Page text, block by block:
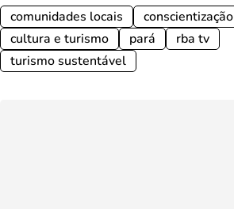
comunidades locais
conscientização
cultura e turismo
pará
rba tv
turismo sustentável